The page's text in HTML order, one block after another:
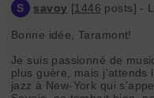
S savoy [1446 posts] -
Bonne idée, Taramont!
Je suis passionné de
plus guère, mais j'attends
jazz à New-York qui